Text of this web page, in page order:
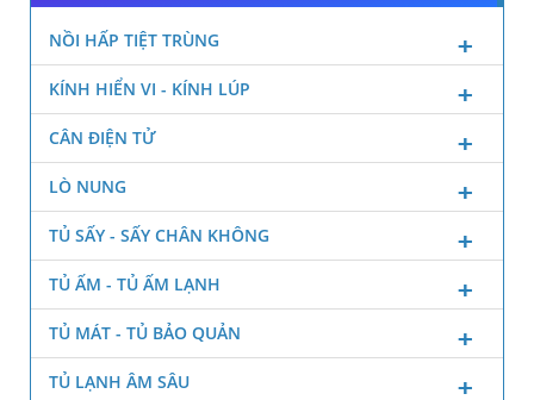
NỒI HẤP TIỆT TRÙNG
KÍNH HIỂN VI - KÍNH LÚP
CÂN ĐIỆN TỬ
LÒ NUNG
TỦ SẤY - SẤY CHÂN KHÔNG
TỦ ẤM - TỦ ẤM LẠNH
TỦ MÁT - TỦ BẢO QUẢN
TỦ LẠNH ÂM SÂU